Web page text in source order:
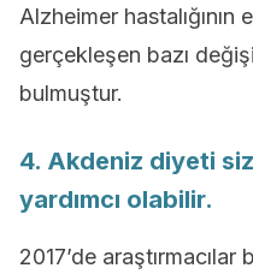
Alzheimer
gerçekleşen bazı
bulmuştur.
4. Akdeniz diyeti
yardımcı olabilir.
2017’de